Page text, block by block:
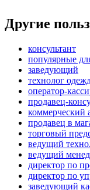
Другие
консультант
популярные
заведующий
технолог
оператор-
продавец-
коммерческий
продавец в
торговый
ведущий
ведущий
директор по
директор по
заведующий